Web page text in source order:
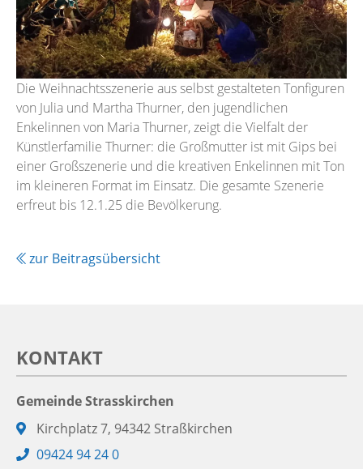
Die Weihnachtsszenerie aus selbst gestalteten Tonfiguren
von Julia und Martha Thurner, den jugendlichen
Enkelinnen von Maria Thurner, zeigt die Vielfalt der
Künstlerfamilie Thurner: die Großmutter ist mit Gips bei
einer Großszenerie und die kreativen Enkelinnen mit Ton
im kleineren Format im Einsatz. Die gesamte Szenerie
erfreut bis 12.1.25 die Bevölkerung.
zur Beitragsübersicht
KONTAKT
Gemeinde Strasskirchen
Adresse:
Kirchplatz 7, 94342 Straßkirchen
Telefon:
09424 94 24 0